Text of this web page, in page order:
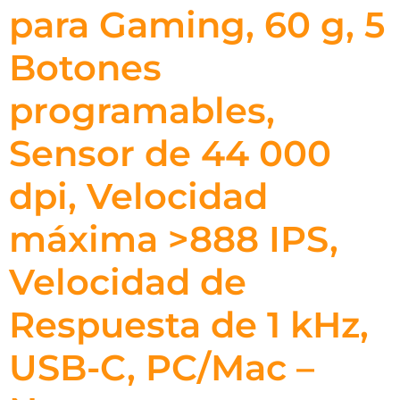
para Gaming, 60 g, 5
Botones
programables,
Sensor de 44 000
dpi, Velocidad
máxima >888 IPS,
Velocidad de
Respuesta de 1 kHz,
USB-C, PC/Mac –